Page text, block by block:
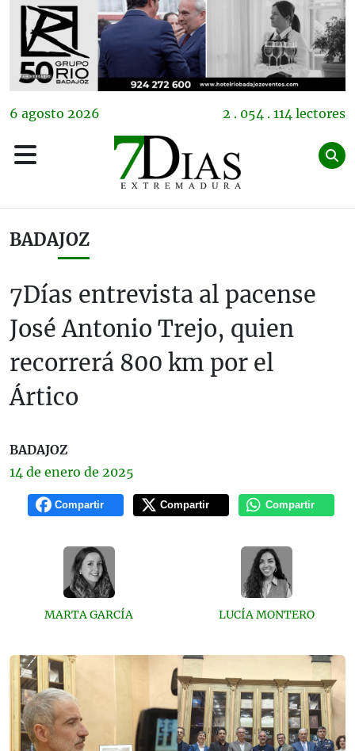
6 agosto 2026 2 . 054 . 114 lectores
BADAJOZ
7Días entrevista al pacense
José Antonio Trejo, quien
recorrerá 800 km por el
Ártico
BADAJOZ
14 de enero de 2025
Compartir Compartir Compartir
MARTA GARCÍA LUCÍA MONTERO